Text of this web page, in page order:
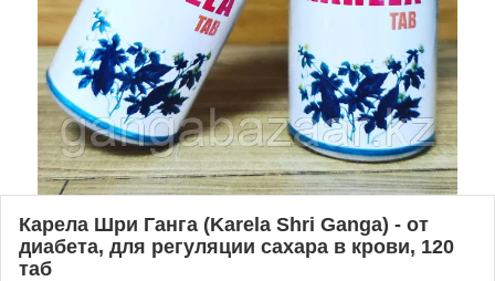
Карела Шри Ганга (Karela Shri Ganga) - от
диабета, для регуляции сахара в крови, 120
таб